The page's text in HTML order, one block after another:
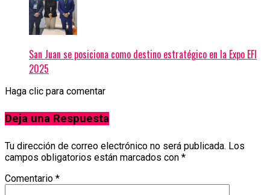
San Juan se posiciona como destino estratégico en la Expo EFI
2025
Haga clic para comentar
Deja una Respuesta
Tu dirección de correo electrónico no será publicada. Los
campos obligatorios están marcados con *
Comentario *